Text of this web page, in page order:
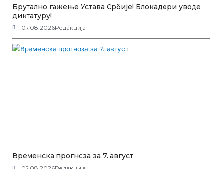
Брутално гажење Устава Србије! Блокадери уводе
диктатуру!
07.08.2026Редакција
Временска прогноза за 7. август